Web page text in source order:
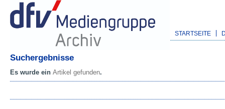
STARTSEITE
Suchergebnisse
Es wurde ein Artikel gefunden.